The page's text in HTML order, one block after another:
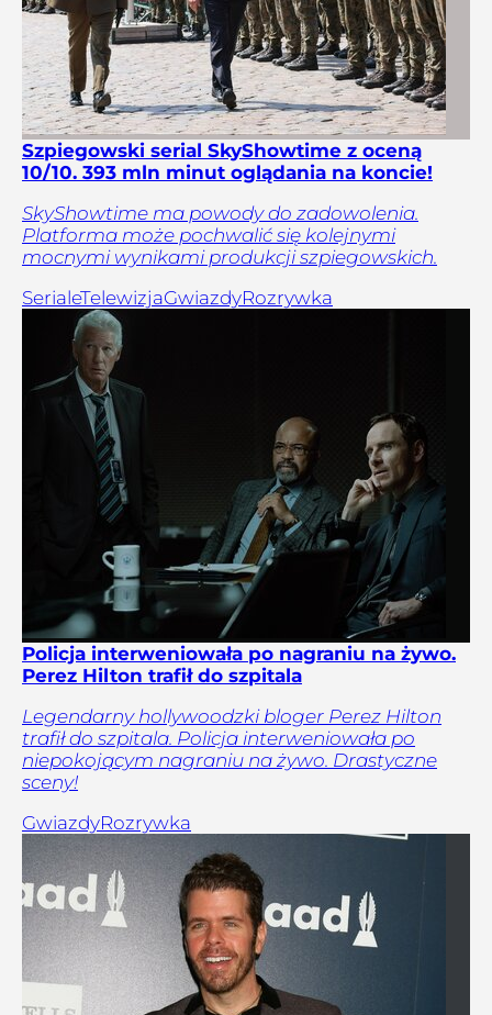
Szpiegowski serial SkyShowtime z oceną
10/10. 393 mln minut oglądania na koncie!
SkyShowtime ma powody do zadowolenia.
Platforma może pochwalić się kolejnymi
mocnymi wynikami produkcji szpiegowskich.
SerialeTelewizjaGwiazdyRozrywka
Policja interweniowała po nagraniu na żywo.
Perez Hilton trafił do szpitala
Legendarny hollywoodzki bloger Perez Hilton
trafił do szpitala. Policja interweniowała po
niepokojącym nagraniu na żywo. Drastyczne
sceny!
GwiazdyRozrywka